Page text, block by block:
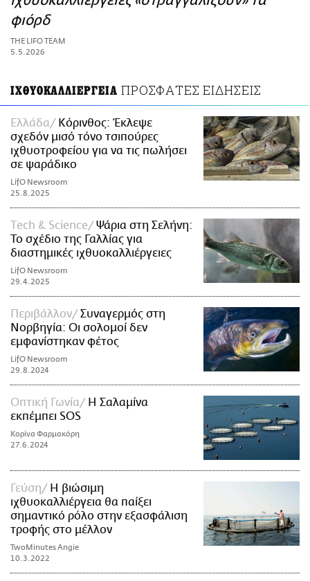
ΑΜΠΑ
PRINT
φιόρδ
THE LIFO TEAM
5.5.2026
ΙΧΘΥΟΚΑΛΛΙΕΡΓΕΙΑ ΠΡΟΣΦΑΤΕΣ ΕΙΔΗΣΕΙΣ
Ελλάδα
Κόρινθος: Έκλεψε
σχεδόν μισό τόνο τσιπούρες
ιχθυοτροφείου για να τις πωλήσει
σε ψαράδικο
LifO Newsroom
25.8.2025
Τech & Science
Ψάρια στη Σελήνη:
Το σχέδιο της Γαλλίας για
διαστημικές ιχθυοκαλλιέργειες
LifO Newsroom
29.4.2025
Περιβάλλον
Συναγερμός στη
Νορβηγία: Οι σολομοί δεν
εμφανίστηκαν φέτος
LifO Newsroom
29.8.2024
Οπτική Γωνία
Η Σαλαμίνα
εκπέμπει SOS
Κορίνα Φαρμακόρη
27.6.2024
Γεύση
Η βιώσιμη
ιχθυοκαλλιέργεια θα παίξει
σημαντικό ρόλο στην εξασφάλιση
τροφής στο μέλλον
TwoMinutes Angie
10.3.2022